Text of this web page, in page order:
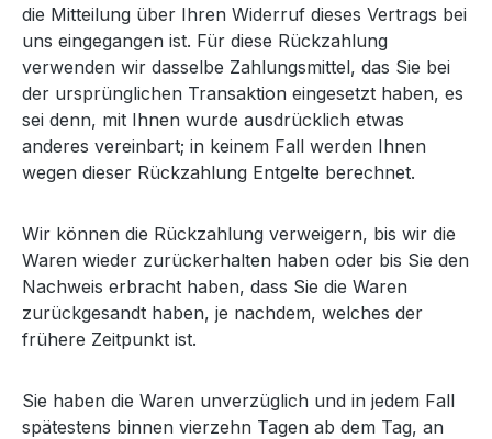
die Mitteilung über Ihren Widerruf dieses Vertrags bei
uns eingegangen ist. Für diese Rückzahlung
verwenden wir dasselbe Zahlungsmittel, das Sie bei
der ursprünglichen Transaktion eingesetzt haben, es
sei denn, mit Ihnen wurde ausdrücklich etwas
anderes vereinbart; in keinem Fall werden Ihnen
wegen dieser Rückzahlung Entgelte berechnet.
Wir können die Rückzahlung verweigern, bis wir die
Waren wieder zurückerhalten haben oder bis Sie den
Nachweis erbracht haben, dass Sie die Waren
zurückgesandt haben, je nachdem, welches der
frühere Zeitpunkt ist.
Sie haben die Waren unverzüglich und in jedem Fall
spätestens binnen vierzehn Tagen ab dem Tag, an